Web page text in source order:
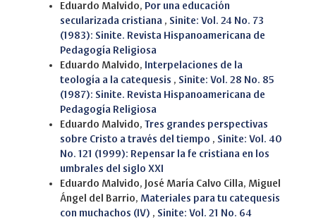
Eduardo Malvido, Por una educación
secularizada cristiana , Sinite: Vol. 24 No. 73
(1983): Sinite. Revista Hispanoamericana de
Pedagogía Religiosa
Eduardo Malvido, Interpelaciones de la
teología a la catequesis , Sinite: Vol. 28 No. 85
(1987): Sinite. Revista Hispanoamericana de
Pedagogía Religiosa
Eduardo Malvido, Tres grandes perspectivas
sobre Cristo a través del tiempo , Sinite: Vol. 40
No. 121 (1999): Repensar la fe cristiana en los
umbrales del siglo XXI
Eduardo Malvido, José María Calvo Cilla, Miguel
Ángel del Barrio, Materiales para tu catequesis
con muchachos (IV) , Sinite: Vol. 21 No. 64